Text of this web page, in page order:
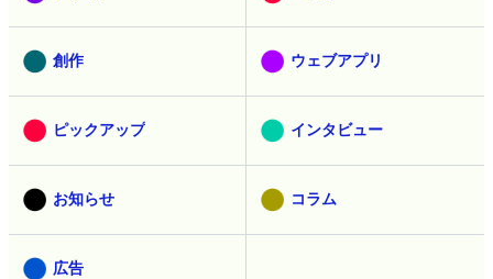
創作 ウェブアプリ
ピックアップ インタビュー
お知らせ コラム
広告